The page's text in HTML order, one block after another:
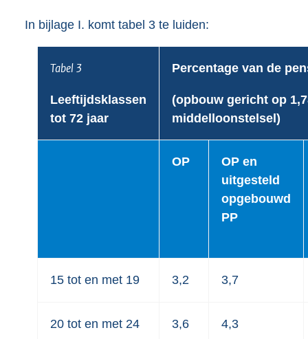
In bijlage I. komt tabel 3 te luiden:
Tabel 3
Leeftijdsklassen
tot 72 jaar
Percentage van de
(opbouw gericht op
middelloonstelsel)
OP
OP en
uitgesteld
opgebouwd
PP
15 tot en met 19 3,2 3,7
20 tot en met 24 3,6 4,3